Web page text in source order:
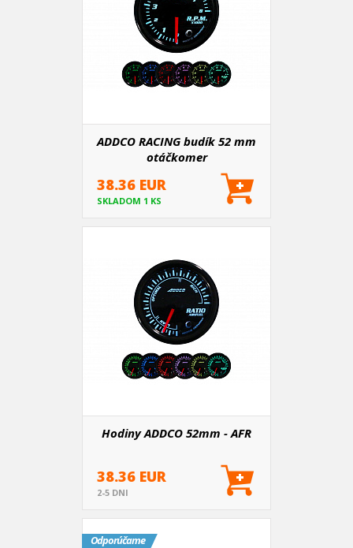
ADDCO RACING budík 52 mm
otáčkomer
38.36 EUR
SKLADOM 1 KS
Hodiny ADDCO 52mm - AFR
38.36 EUR
2-5 DNI
Odporúčame